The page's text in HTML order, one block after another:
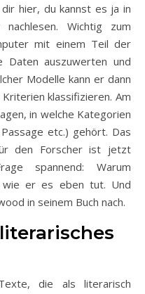
hier, du kannst es ja in
nachlesen. Wichtig zum
mit einem Teil der
auszuwerten und
Modelle kann er dann
klassifizieren. Am
in welche Kategorien
etc.) gehört. Das
den Forscher ist jetzt
spannend: Warum
wie er es eben tut. Und
in seinem Buch nach.
die als literarisch